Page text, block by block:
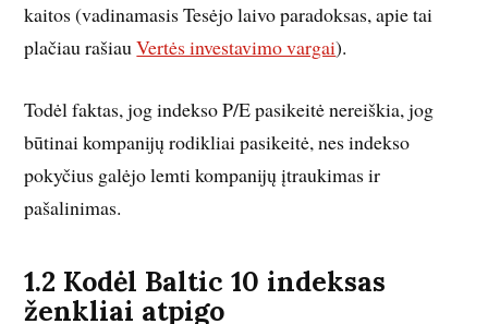
kaitos (vadinamasis Tesėjo laivo paradoksas, apie tai
plačiau rašiauVertės investavimo vargai).
Todėl faktas, jog indekso P/E pasikeitė nereiškia, jog
būtinai kompanijų rodikliai pasikeitė, nes indekso
pokyčius galėjo lemti kompanijų įtraukimas ir
pašalinimas.
1.2 Kodėl Baltic 10 indeksas
ženkliai atpigo